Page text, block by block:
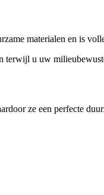
materialen en is
terwijl u uw
ze een perfecte